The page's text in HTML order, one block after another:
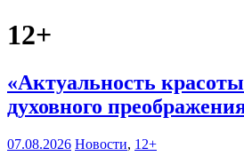
12+
«Актуальность
духовного
07.08.2026 Новости, 12+